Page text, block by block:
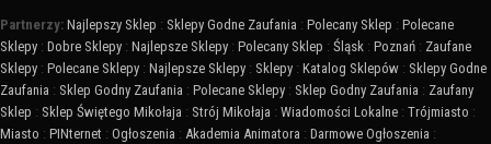
Partnerzy: Najlepszy Sklep : Sklepy Godne Zaufania : Polecany Sklep : Polecane
Sklepy : Dobre Sklepy : Najlepsze Sklepy : Polecany Sklep : Śląsk : Poznań : Zaufane
Sklepy : Polecane Sklepy : Najlepsze Sklepy : Sklepy : Katalog Sklepów : Sklepy Godne
Zaufania : Sklep Godny Zaufania : Polecane Sklepy : Sklep Godny Zaufania : Zaufany
Sklep : Sklep Świętego Mikołaja : Strój Mikołaja : Wiadomości Lokalne : Trójmiasto :
Miasto : PINternet : Ogłoszenia : Akademia Animatora : Darmowe Ogłoszenia :